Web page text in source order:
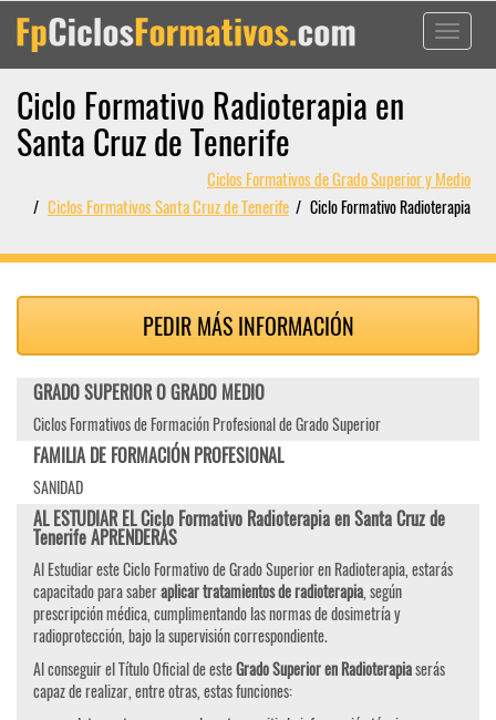
Toggle
Ciclo Formativo Radioterapia en
Santa Cruz de Tenerife
Ciclos Formativos de Grado Superior y Medio
Ciclos Formativos Santa Cruz de Tenerife
Ciclo Formativo Radioterapia
PEDIR MÁS INFORMACIÓN
GRADO SUPERIOR O GRADO MEDIO
Ciclos Formativos de Formación Profesional de Grado Superior
FAMILIA DE FORMACIÓN PROFESIONAL
SANIDAD
AL ESTUDIAR EL Ciclo Formativo Radioterapia en Santa Cruz de
Tenerife APRENDERÁS
Al Estudiar este Ciclo Formativo de Grado Superior en Radioterapia, estarás
capacitado para saberaplicar tratamientos de radioterapia, según
prescripción médica, cumplimentando las normas de dosimetría y
radioprotección, bajo la supervisión correspondiente.
Al conseguir el Título Oficial de esteGrado Superior en Radioterapiaserás
capaz de realizar, entre otras, estas funciones: